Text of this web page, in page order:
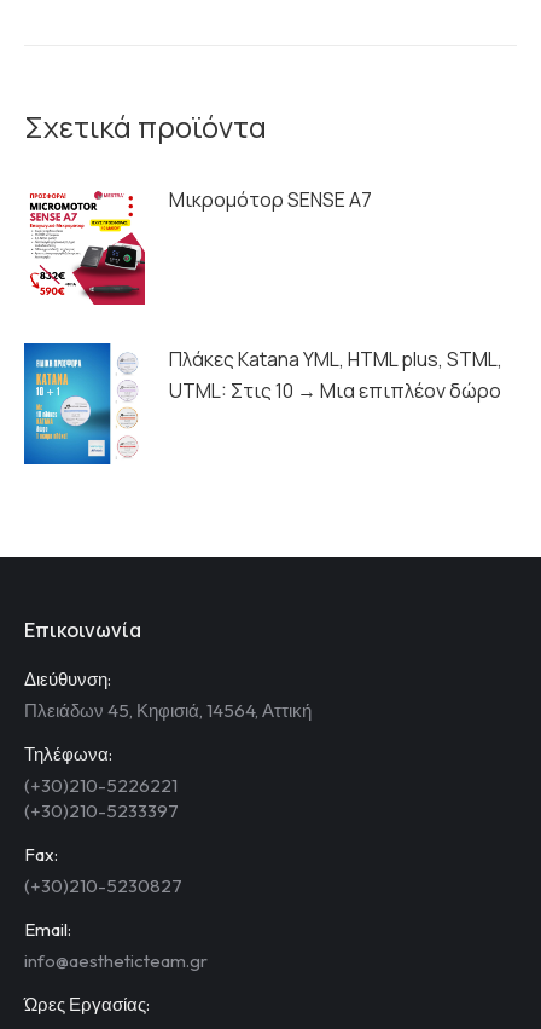
Σχετικά προϊόντα
Μικρομότορ SENSE A7
Πλάκες Katana YML, HTML plus, STML,
UTML: Στις 10 → Μια επιπλέον δώρο
Επικοινωνία
Διεύθυνση:
Πλειάδων 45, Κηφισιά, 14564, Αττική
Τηλέφωνα:
(+30)210-5226221
(+30)210-5233397
Fax:
(+30)210-5230827
Email:
info@aestheticteam.gr
Ώρες Εργασίας: